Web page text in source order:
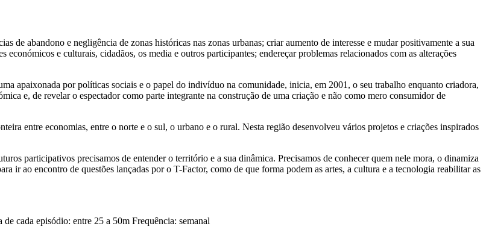
de abandono e negligência de zonas históricas nas zonas urbanas; criar aumento de interesse e mudar positivamente a sua
económicos e culturais, cidadãos, os media e outros participantes; endereçar problemas relacionados com as alterações
apaixonada por políticas sociais e o papel do indivíduo na comunidade, inicia, em 2001, o seu trabalho enquanto criadora,
e, de revelar o espectador como parte integrante na construção de uma criação e não como mero consumidor de
entre economias, entre o norte e o sul, o urbano e o rural. Nesta região desenvolveu vários projetos e criações inspirados
participativos precisamos de entender o território e a sua dinâmica. Precisamos de conhecer quem nele mora, o dinamiza
ir ao encontro de questões lançadas por o T-Factor, como de que forma podem as artes, a cultura e a tecnologia reabilitar as
cada episódio: entre 25 a 50m Frequência: semanal